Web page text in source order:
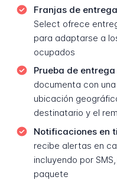
Franjas de
Select ofrece
para adaptarse a
ocupados
Prueba de
documenta con
ubicación
destinatario y el
Notificaciones en
recibe alertas en
incluyendo por
paquete